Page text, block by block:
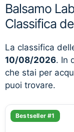
Balsamo
Classifica
La classifica
10/08/2026. In
che stai per
puoi trovare.
Bestseller #1